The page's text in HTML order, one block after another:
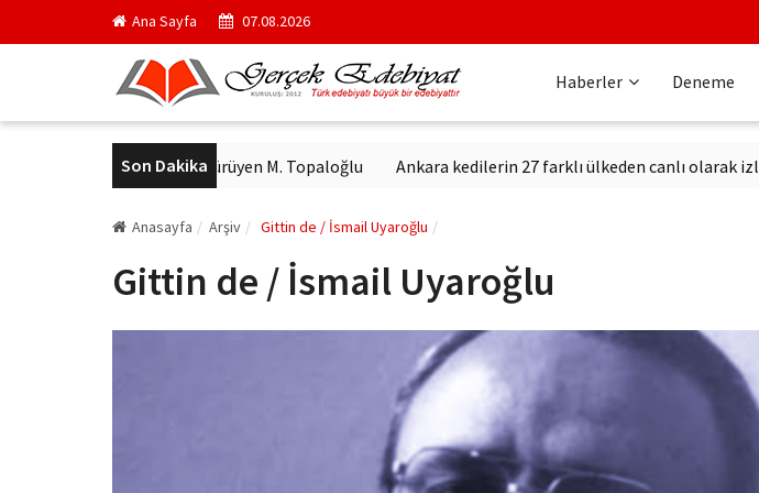
Ana Sayfa 07.08.2026
Haberler Deneme
Son Dakika
Arkanda yürüyen M. Topaloğlu Ankara kedilerin 27 farklı ülkeden canlı olarak izleniyor
Anasayfa Arşiv Gittin de / İsmail Uyaroğlu
Gittin de / İsmail Uyaroğlu